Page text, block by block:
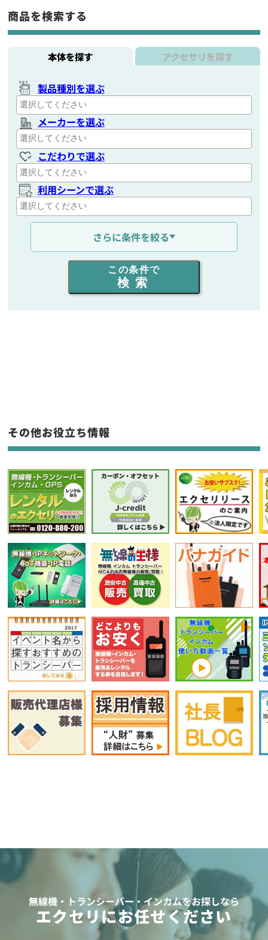
商品を検索する
本体を探す アクセサリを探す
製品種別を選ぶ
メーカーを選ぶ
こだわりで選ぶ
利用シーンで選ぶ
通信距離を選ぶ
出力を選ぶ
同時通話人数を選ぶ
フリーワード入力(製品名等)
選択条件をリセット
さらに条件を絞る
この条件で
検索
その他お役立ち情報
無線機・トランシーバー・インカムをお探しなら
エクセリにお任せください